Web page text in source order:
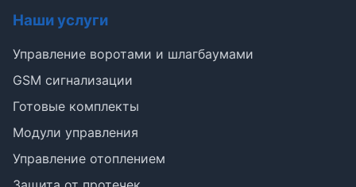
Наши услуги
Управление воротами и шлагбаумами
GSM сигнализации
Готовые комплекты
Модули управления
Управление отоплением
Э
Помогу подобрать GSM-сигнализацию,
модуль управления или готовый комплект.
Подобрать сигнализацию
Узнать цену и наличие